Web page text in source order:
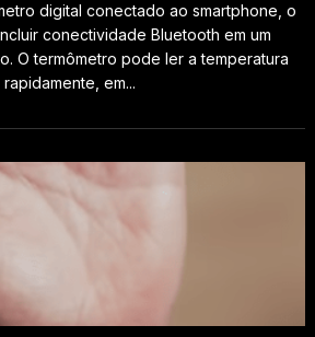
digital conectado ao smartphone, o
conectividade Bluetooth em um
O termômetro pode ler a temperatura
rapidamente, em...